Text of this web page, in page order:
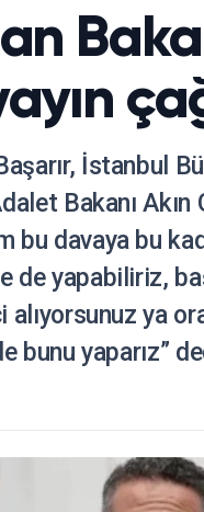
İstanbul
Bakanı Akın
bu davaya bu
de yapabiliriz,
ya
bunu yaparız”